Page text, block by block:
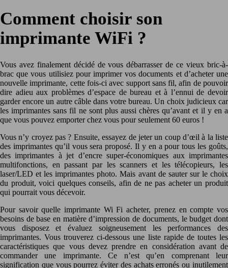
Comment choisir son
imprimante WiFi ?
Vous avez finalement décidé de vous débarrasser de ce vieux bric-à-
brac que vous utilisiez pour imprimer vos documents et d’acheter une
nouvelle imprimante, cette fois-ci avec support sans fil, afin de pouvoir
dire adieu aux problèmes d’espace de bureau et à l’ennui de devoir
garder encore un autre câble dans votre bureau. Un choix judicieux car
les imprimantes sans fil ne sont plus aussi chères qu’avant et il y en a
que vous pouvez emporter chez vous pour seulement 60 euros !
Vous n’y croyez pas ? Ensuite, essayez de jeter un coup d’œil à la liste
des imprimantes qu’il vous sera proposé. Il y en a pour tous les goûts,
des imprimantes à jet d’encre super-économiques aux imprimantes
multifonctions, en passant par les scanners et les télécopieurs, les
laser/LED et les imprimantes photo. Mais avant de sauter sur le choix
du produit, voici quelques conseils, afin de ne pas acheter un produit
qui pourrait vous décevoir.
Pour savoir quelle imprimante Wi Fi acheter, prenez en compte vos
besoins de base en matière d’impression de documents, le budget dont
vous disposez et évaluez soigneusement les performances des
imprimantes. Vous trouverez ci-dessous une liste rapide de toutes les
caractéristiques que vous devez prendre en considération avant de
commander une imprimante. Ce n’est qu’en comprenant leur
signification que vous pourrez éviter des achats erronés ou inutilement